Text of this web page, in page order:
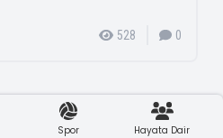
528 0
Spor Hayata Dair